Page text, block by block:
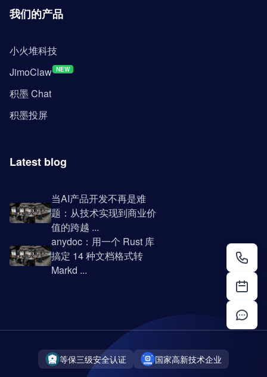
我们的产品
小火堆科技
JimoClaw NEW
积墨 Chat
积墨投屏
Latest blog
当AI产品开发不再是难
题：从技术实现到商业价
值的跨越 ...
anydoc：用一个 Rust 库
搞定 14 种文档格式转
Markd ...
等保三级安全认证 国家高新技术企业